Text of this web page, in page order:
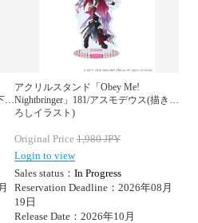
ろ
アクリルスタンド「Obey Me!
Nightbringer」181/アスモデウス(描き下
ろしイラスト)
Original Price 1,980JPY
Login to view
Sales status： In Progress
Reservation Deadline：2026年08月
19日
Release Date：2026年10月